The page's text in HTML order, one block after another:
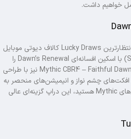
این دراپ اساطیری، یکی از مورد انتظارترین Lucky Draws کالاف دیوتی موبایل
این فصل است که سوفیا (Sophia) با اسکین افسانه‌ای Dawn’s Renewal را
معرفی می‌کند. در کنار او، اسلحه Mythic CBR4 – Faithful Dawn نیز با طراحی
چشم‌ نواز و انیمیشن‌های منحصر به‌
فردی دارد. اگر از طرفداران اسکین‌های Mythic هستید، این دراپ گزینه‌ای عالی